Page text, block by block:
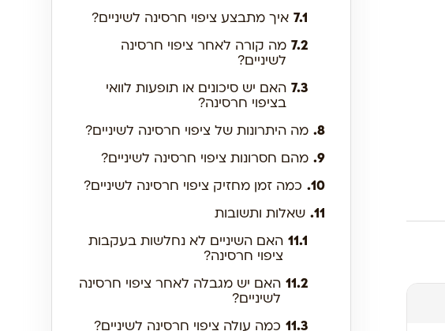
7.1 איך מתבצע ציפוי חרסינה לשיניים?
7.2 מה קורה לאחר ציפוי חרסינה
לשיניים?
7.3 האם יש סיכונים או תופעות לוואי
בציפוי חרסינה?
8. מה היתרונות של ציפוי חרסינה לשיניים?
9. מהם חסרונות ציפוי חרסינה לשיניים?
10. כמה זמן מחזיק ציפוי חרסינה לשיניים?
11. שאלות ותשובות
11.1 האם השיניים לא נחלשות בעקבות
ציפוי חרסינה?
11.2 האם יש מגבלה לאחר ציפוי חרסינה
לשיניים?
11.3 כמה עולה ציפוי חרסינה לשיניים?